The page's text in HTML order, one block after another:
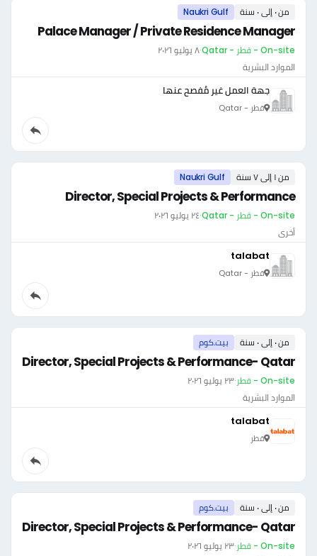
من ٠ إلى ٠ سنة Naukri Gulf
Palace Manager / Private Residence Manager
On-site - قطر - Qatar ·٨ يوليو ٢٠٢٦
الموارد البشرية
جهة العمل غير مُفصح عنها
قطر - Qatar
من ١ إلى ٧ سنة Naukri Gulf
Director, Special Projects & Performance
On-site - قطر - Qatar ·٢٤ يوليو ٢٠٢٦
أخرى
talabat
قطر - Qatar
من ٠ إلى ٠ سنة بيت.كوم
Director, Special Projects & Performance- Qatar
On-site - قطر ·٢٣ يوليو ٢٠٢٦
الموارد البشرية
talabat
قطر
من ٠ إلى ٠ سنة بيت.كوم
Director, Special Projects & Performance- Qatar
On-site - قطر ·٢٣ يوليو ٢٠٢٦